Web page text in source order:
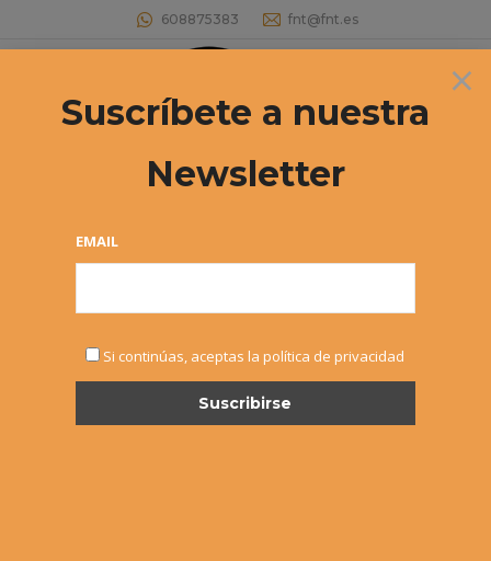
608875383 fnt@fnt.es
Buscar:
Archivos diarios:15 junio, 2017
×
Suscríbete a nuestra
Newsletter
EMAIL
Si continúas, aceptas la política de privacidad